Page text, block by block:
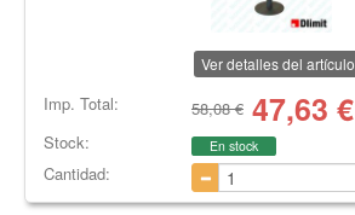
Ver detalles del artículo
Imp. Total: 58,08 € 47,63 €
Stock: En stock
Cantidad: